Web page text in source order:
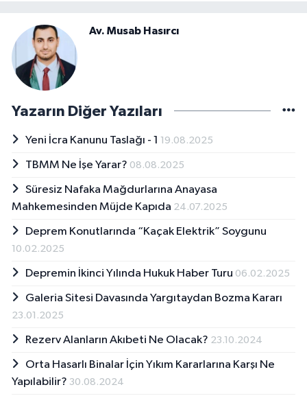
Av. Musab Hasırcı
Yazarın Diğer Yazıları
Yeni İcra Kanunu Taslağı - 1 19.08.2025
TBMM Ne İşe Yarar? 08.08.2025
Süresiz Nafaka Mağdurlarına Anayasa
Mahkemesinden Müjde Kapıda 24.07.2025
Deprem Konutlarında “Kaçak Elektrik” Soygunu
10.02.2025
Depremin İkinci Yılında Hukuk Haber Turu 06.02.2025
Galeria Sitesi Davasında Yargıtaydan Bozma Kararı
23.01.2025
Rezerv Alanların Akıbeti Ne Olacak? 23.10.2024
Orta Hasarlı Binalar İçin Yıkım Kararlarına Karşı Ne
Yapılabilir? 30.08.2024